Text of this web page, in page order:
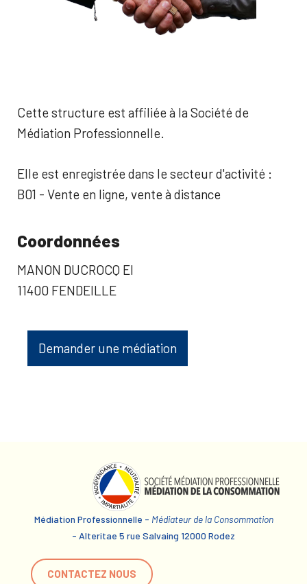
Cette structure est affiliée à la Société de
Médiation Professionnelle.
Elle est enregistrée dans le secteur d'activité :
B01 - Vente en ligne, vente à distance
Coordonnées
MANON DUCROCQ EI
11400 FENDEILLE
Demander une médiation
Médiation Professionnelle - Médiateur de la Consommation
- Alteritae 5 rue Salvaing 12000 Rodez
CONTACTEZ NOUS